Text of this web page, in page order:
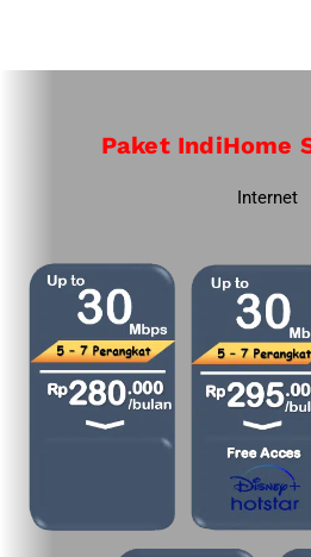
Paket IndiHome
Internet